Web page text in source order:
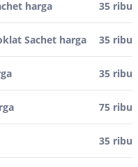
harga 35 ribu
Sachet harga 35 ribu
35 ribu
75 ribu
35 ribu